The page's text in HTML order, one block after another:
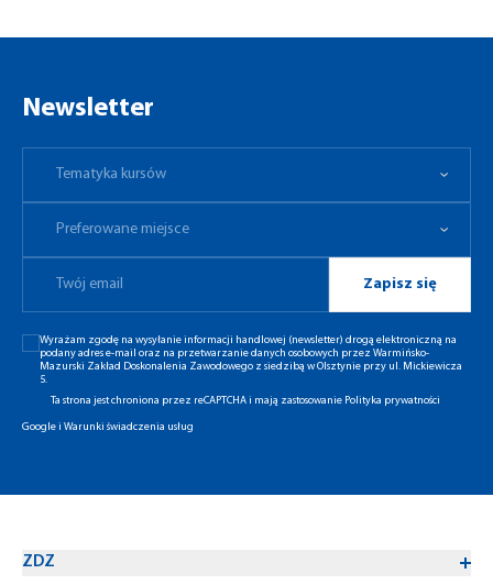
Newsletter
Tematyka kursów
Preferowane miejsce
Zapisz się
Wyrażam zgodę na wysyłanie informacji handlowej (newsletter) drogą elektroniczną na
podany adres e-mail oraz na przetwarzanie danych osobowych przez Warmińsko-
Mazurski Zakład Doskonalenia Zawodowego z siedzibą w Olsztynie przy ul. Mickiewicza
5.
Ta strona jest chroniona przez reCAPTCHA i mają zastosowanie Polityka prywatności
Googlei Warunki świadczenia usług
ZDZ